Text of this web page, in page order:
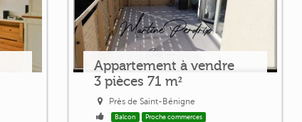
Appartement à vendre
3 pièces 71 m²
Près de Saint-Bénigne
Balcon
Proche commerces